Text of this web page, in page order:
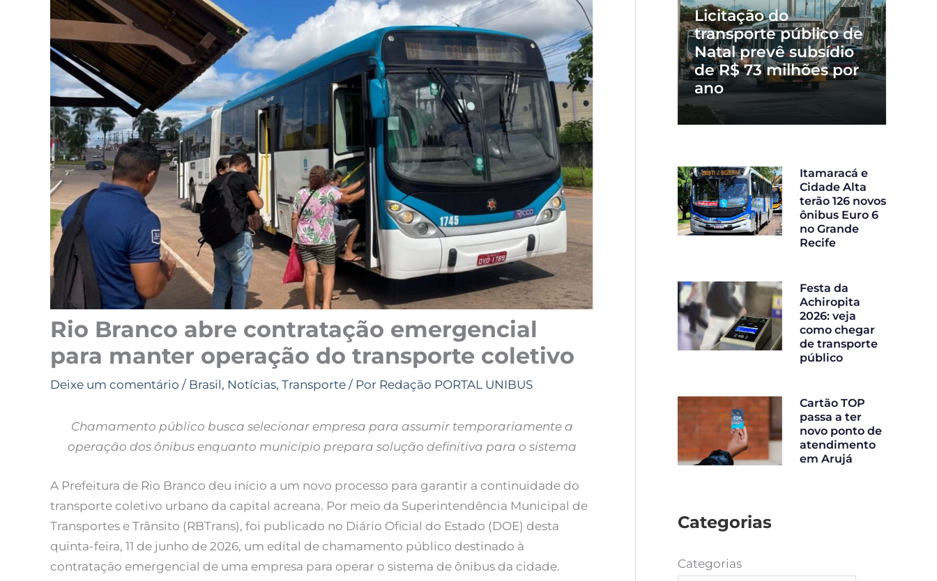
Rio Branco abre contratação emergencial
para manter operação do transporte coletivo
Deixe um comentário / Brasil, Notícias, Transporte / Por Redação PORTAL UNIBUS
Chamamento público busca selecionar empresa para assumir temporariamente a
operação dos ônibus enquanto município prepara solução definitiva para o sistema
A Prefeitura de Rio Branco deu início a um novo processo para garantir a continuidade do
transporte coletivo urbano da capital acreana. Por meio da Superintendência Municipal de
Transportes e Trânsito (RBTrans), foi publicado no Diário Oficial do Estado (DOE) desta
quinta-feira, 11 de junho de 2026, um edital de chamamento público destinado à
contratação emergencial de uma empresa para operar o sistema de ônibus da cidade.
Licitação do
transporte público de
Natal prevê subsídio
de R$ 73 milhões por
ano
Itamaracá e
Cidade Alta
terão 126 novos
ônibus Euro 6
no Grande
Recife
Festa da
Achiropita
2026: veja
como chegar
de transporte
público
Cartão TOP
passa a ter
novo ponto de
atendimento
em Arujá
Categorias
Categorias